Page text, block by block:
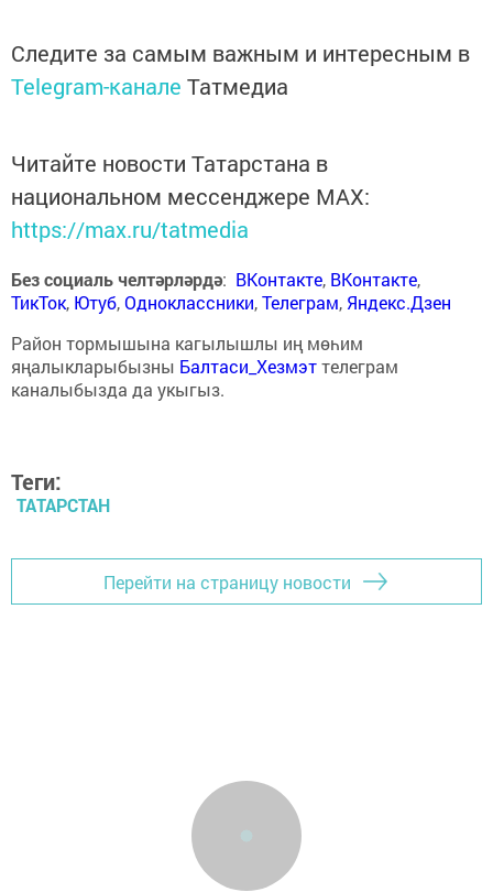
Следите за самым важным и интересным в
Telegram-канале Татмедиа
Читайте новости Татарстана в
национальном мессенджере MАХ:
https://max.ru/tatmedia
Без социаль челтәрләрдә: ВКонтакте, ВКонтакте,
ТикТок, Ютуб,Одноклассники,Телеграм, Яндекс.Дзен
Район тормышына кагылышлы иң мөһим
яңалыкларыбызны Балтаси_Хезмэттелеграм
каналыбызда да укыгыз.
Теги:
ТАТАРСТАН
Перейти на страницу новости